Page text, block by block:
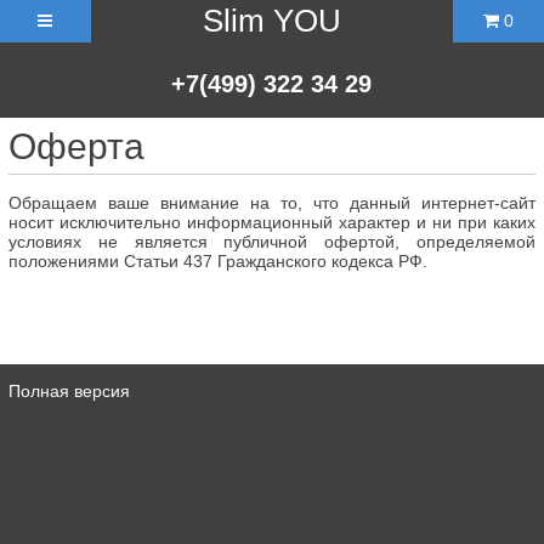
Slim YOU
+7(499) 322 34 29
0
Оферта
Обращаем ваше внимание на то, что данный интернет-сайт
носит исключительно информационный характер и ни при каких
условиях не является публичной офертой, определяемой
положениями Статьи 437 Гражданского кодекса РФ.
Полная версия